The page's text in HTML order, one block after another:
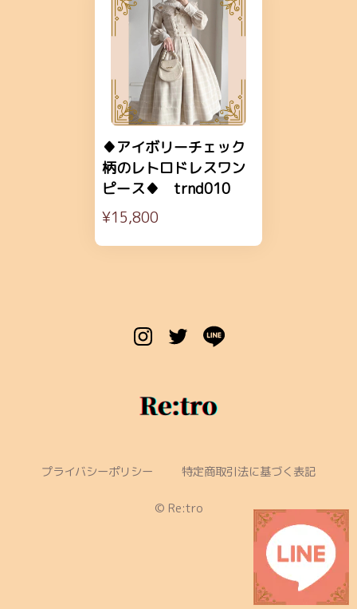
♦アイボリーチェック
柄のレトロドレスワン
ピース♦ trnd010
¥15,800
プライバシーポリシー 特定商取引法に基づく表記
©︎ Re:tro